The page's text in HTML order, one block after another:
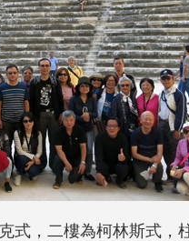
式，二樓為柯林斯式，